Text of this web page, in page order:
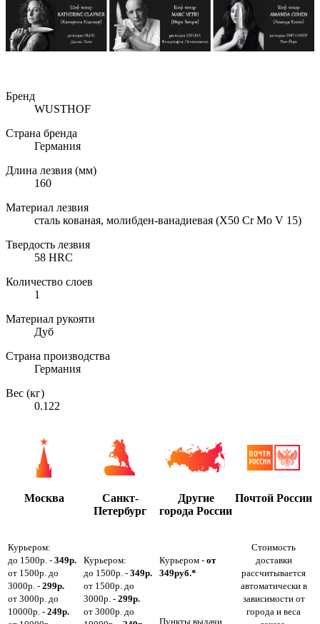
Бренд
WUSTHOF
Страна бренда
Германия
Длина лезвия (мм)
160
Материал лезвия
сталь кованая, молибден-ванадиевая (X50 Cr Mo V 15)
Твердость лезвия
58 HRC
Количество слоев
1
Материал рукояти
Дуб
Страна производства
Германия
Вес (кг)
0.122
Москва
Курьером:
до 1500р. - 349р.
от 1500р. до
3000р. - 299р.
от 3000р. до
10000р. - 249р.
Санкт-
Петербург
Курьером:
до 1500р. - 349р.
от 1500р. до
3000р. - 299р.
от 3000р. до
Другие
города России
Курьером - от
349руб.*
Пункты выдачи
Почтой России
Стоимость
доставки
рассчитывается
автоматически в
зависимости от
города и веса